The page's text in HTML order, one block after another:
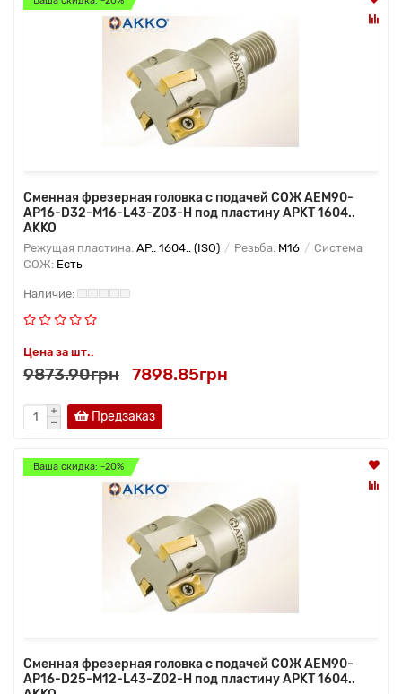
Сменная фрезерная головка с подачей СОЖ AEM90-
AP16-D32-M16-L43-Z03-H под пластину APKT 1604..
AKKO
Режущая пластина: AP.. 1604.. (ISO) Резьба: M16
Система
СОЖ: Есть
Цена за шт.:
9873.90грн 7898.85грн
Предзаказ
Ваша скидка: -20%
Сменная фрезерная головка с подачей СОЖ AEM90-
AP16-D25-M12-L43-Z02-H под пластину APKT 1604..